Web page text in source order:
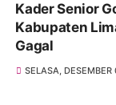
Kader Senior
Kabupaten
Gagal
SELASA,